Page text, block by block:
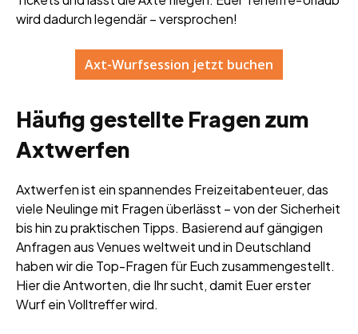
wird dadurch legendär – versprochen!
Axt-Wurfsession jetzt buchen
Häufig gestellte Fragen zum
Axtwerfen
Axtwerfen ist ein spannendes Freizeitabenteuer, das
viele Neulinge mit Fragen überlässt – von der Sicherheit
bis hin zu praktischen Tipps. Basierend auf gängigen
Anfragen aus Venues weltweit und in Deutschland
haben wir die Top-Fragen für Euch zusammengestellt.
Hier die Antworten, die Ihr sucht, damit Euer erster
Wurf ein Volltreffer wird.